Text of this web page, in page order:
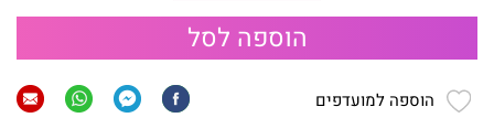
הוספה לסל
הוספה למועדפים